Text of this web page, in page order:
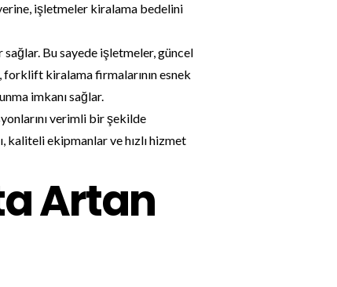
işletmeler kiralama bedelini
Bu sayede işletmeler, güncel
forklift kiralama firmalarının esnek
imkanı sağlar.
verimli bir şekilde
ekipmanlar ve hızlı hizmet
Artan